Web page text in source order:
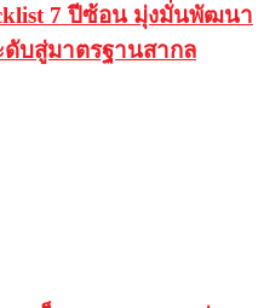
7 ปีซ้อน มุ่งมั่นพัฒนา
ดับสู่มาตรฐานสากล